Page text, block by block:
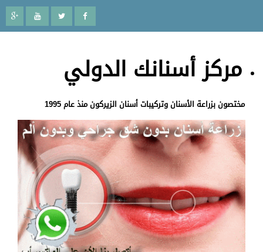
مركز أسنانك الدولي
مختصون بزراعة الأسنان وتركيبات أسنان الزيركون منذ عام 1995